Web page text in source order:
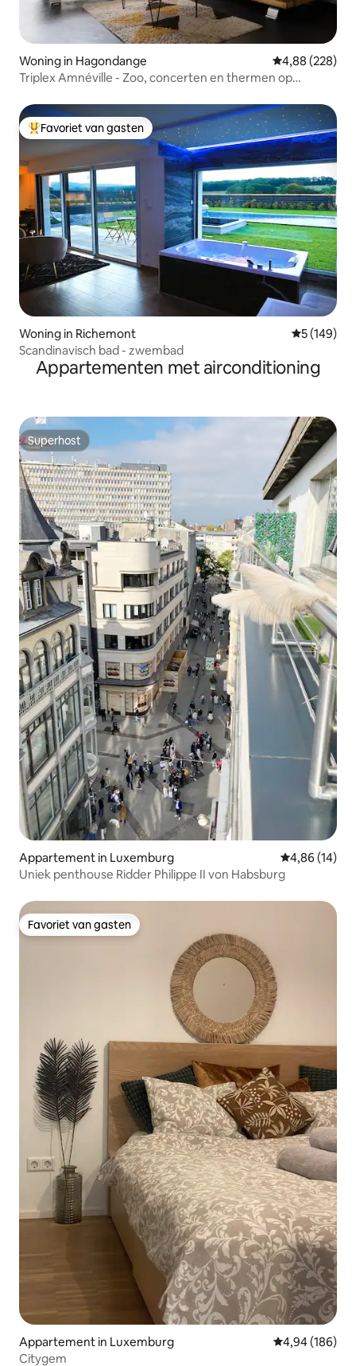
Woning in Hagondange Gemiddelde
4,88 (228)
Triplex Amnéville - Zoo, concerten en thermen op
Topfavoriet van gasten
Favoriet van gasten
Woning in Richemont
5 (149)
Scandinavisch bad - zwembad
Appartementen met airconditioning
Superhost
Superhost
Appartement in Luxemburg Gemiddelde
4,86 (14)
Uniek penthouse Ridder Philippe II von Habsburg
Favoriet van gasten
Favoriet van gasten
Appartement in Luxemburg Gemiddelde
4,94 (186)
Citygem